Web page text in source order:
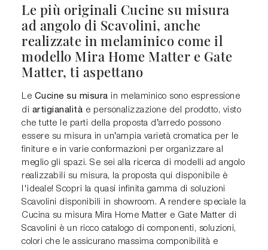
Le più originali Cucine su misura
ad angolo di Scavolini, anche
realizzate in melaminico come il
modello Mira Home Matter e Gate
Matter, ti aspettano
Le Cucine su misura in melaminico sono espressione
di artigianalità e personalizzazione del prodotto, visto
che tutte le parti della proposta d’arredo possono
essere su misura in un’ampia varietà cromatica per le
finiture e in varie conformazioni per organizzare al
meglio gli spazi. Se sei alla ricerca di modelli ad angolo
realizzabili su misura, la proposta qui disponibile è
l'ideale! Scopri la quasi infinita gamma di soluzioni
Scavolini disponibili in showroom. A rendere speciale la
Cucina su misura Mira Home Matter e Gate Matter di
Scavolini è un ricco catalogo di componenti, soluzioni,
colori che le assicurano massima componibilità e